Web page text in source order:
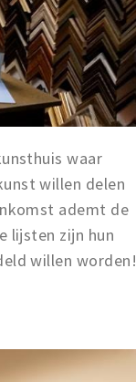
waar
willen delen
ademt de
lijsten zijn hun
willen worden!